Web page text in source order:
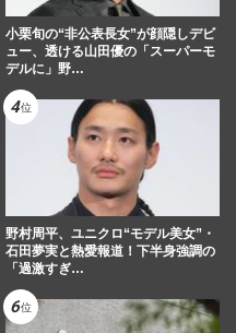
小栗旬の“非公表長女”が顔隠しデビ
ュー、透ける山田優の「スーパーモ
デルに」野…
野村周平、ユニクロ“モデル美女”・
石田夢実と熱愛報道！下半身強調の
「過激すぎ…